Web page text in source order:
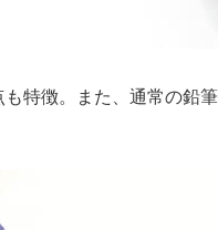
特徴。また、通常の鉛